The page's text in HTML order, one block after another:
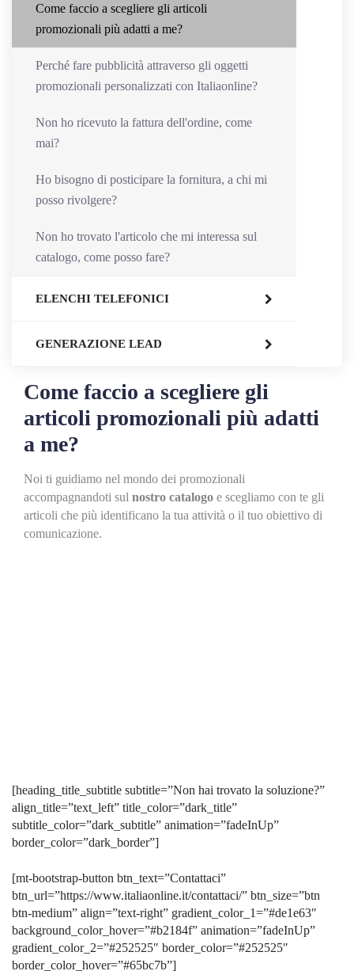
Come faccio a scegliere gli articoli
promozionali più adatti a me?
Perché fare pubblicità attraverso gli oggetti
promozionali personalizzati con Italiaonline?
Non ho ricevuto la fattura dell'ordine, come
mai?
Ho bisogno di posticipare la fornitura, a chi mi
posso rivolgere?
Non ho trovato l'articolo che mi interessa sul
catalogo, come posso fare?
ELENCHI TELEFONICI
GENERAZIONE LEAD
Come faccio a scegliere gli
articoli promozionali più adatti
a me?
Noi ti guidiamo nel mondo dei promozionali
accompagnandoti sul nostro catalogo e scegliamo con te gli
articoli che più identificano la tua attività o il tuo obiettivo di
comunicazione.
[heading_title_subtitle subtitle=”Non hai trovato la soluzione?”
align_title=”text_left” title_color=”dark_title”
subtitle_color=”dark_subtitle” animation=”fadeInUp”
border_color=”dark_border”]
[mt-bootstrap-button btn_text=”Contattaci”
btn_url=”https://www.italiaonline.it/contattaci/” btn_size=”btn
btn-medium” align=”text-right” gradient_color_1=”#de1e63″
background_color_hover=”#b2184f” animation=”fadeInUp”
gradient_color_2=”#252525″ border_color=”#252525″
border_color_hover=”#65bc7b”]